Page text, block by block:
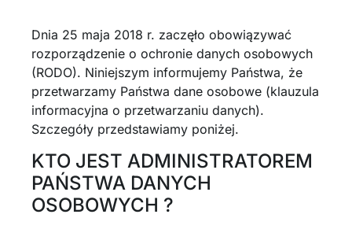
Dnia 25 maja 2018 r. zaczęło obowiązywać
rozporządzenie o ochronie danych osobowych
(RODO). Niniejszym informujemy Państwa, że
przetwarzamy Państwa dane osobowe (klauzula
informacyjna o przetwarzaniu danych).
Szczegóły przedstawiamy poniżej.
KTO JEST ADMINISTRATOREM
PAŃSTWA DANYCH
OSOBOWYCH ?